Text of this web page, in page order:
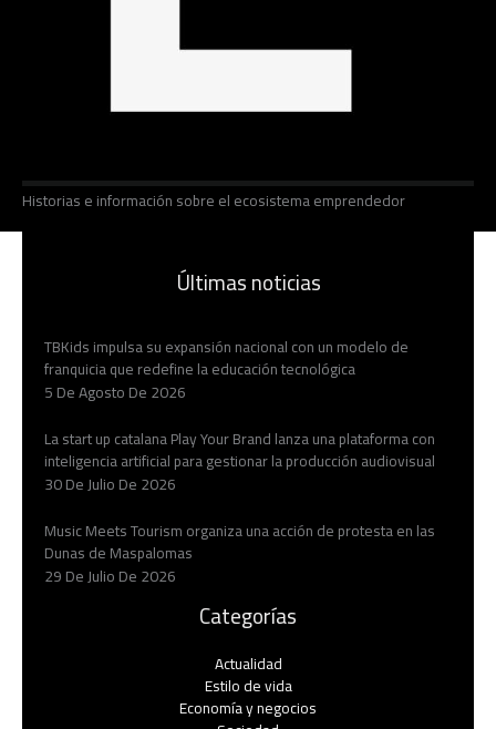
Historias e información sobre el ecosistema emprendedor
Últimas noticias
TBKids impulsa su expansión nacional con un modelo de
franquicia que redefine la educación tecnológica
5 De Agosto De 2026
La start up catalana Play Your Brand lanza una plataforma con
inteligencia artificial para gestionar la producción audiovisual
30 De Julio De 2026
Music Meets Tourism organiza una acción de protesta en las
Dunas de Maspalomas
29 De Julio De 2026
Categorías
Actualidad
Estilo de vida
Economía y negocios​